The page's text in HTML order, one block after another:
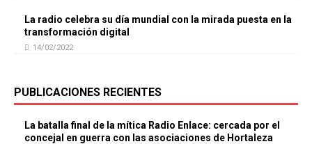
La radio celebra su día mundial con la mirada puesta en la
transformación digital
14/02/2022
PUBLICACIONES RECIENTES
La batalla final de la mítica Radio Enlace: cercada por el
concejal en guerra con las asociaciones de Hortaleza